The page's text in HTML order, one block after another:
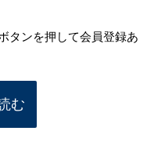
タンを押して会員登録あ
む